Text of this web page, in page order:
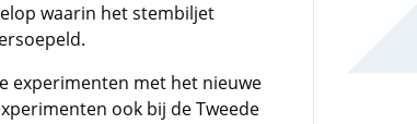
waarin het stembiljet
experimenten met het nieuwe
ook bij de Tweede